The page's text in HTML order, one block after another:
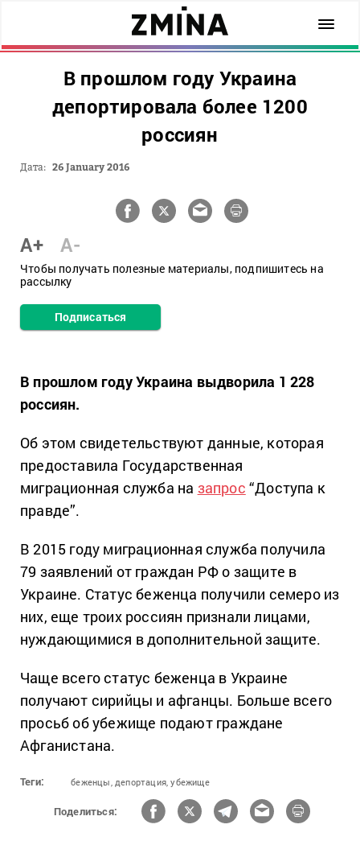
В прошлом году Украина
депортировала более 1200
россиян
Дата: 26 January 2016
A+ A-
Чтобы получать полезные материалы, подпишитесь на
рассылку
Подписаться
В прошлом году Украина выдворила 1 228
россиян.
Об этом свидетельствуют данные, которая
предоставила Государственная
миграционная служба на запрос “Доступа к
правде”.
В 2015 году миграционная служба получила
79 заявлений от граждан РФ о защите в
Украине. Статус беженца получили семеро из
них, еще троих россиян признали лицами,
нуждающимися в дополнительной защите.
Чаще всего статус беженца в Украине
получают сирийцы и афганцы. Больше всего
просьб об убежище подают граждане
Афганистана.
Теги: беженцы, депортация, убежище
Поделиться: